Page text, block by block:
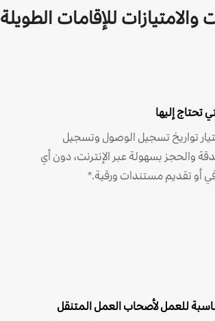
والامتيازات للإقامات الطويلة
تحتاج إليها
تواريخ تسجيل الوصول وتسجيل
والحجز بسهولة عبر الإنترنت، دون أي
أو تقديم مستندات ورقية.*
للعمل لأصحاب العمل المتنقل